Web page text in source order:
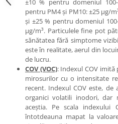
±10 % pentru domeniul
pentru PM4 și PM10: ±25 µg/
și ±25 % pentru domeniul
µg/m³. Particulele fine pot
sănătatea fără simptome
este în realitate, aerul din
de lucru.
COV (VOC): Indexul COV
mirosurilor cu o intensitate
recent. Indexul COV este, de
organici volatili inodori, dar
aceștia. Pe scala indexului
întotdeauna mapat la